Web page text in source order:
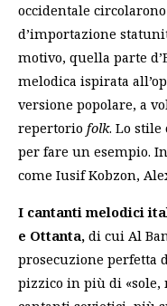
occidentale
d’importazione
motivo, quella parte
melodica ispirata
versione popolare, a
repertorio folk. Lo
per fare un esempio.
come Iusif Kobzon,
I cantanti melodici
e Ottanta, di cui Al
prosecuzione perfetta
pizzico in più di «sole,